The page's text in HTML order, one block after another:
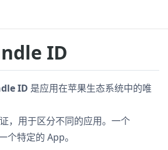
ID
ID 是应用在苹果生态系统中的唯
，用于区分不同的应用。一个
个特定的 App。